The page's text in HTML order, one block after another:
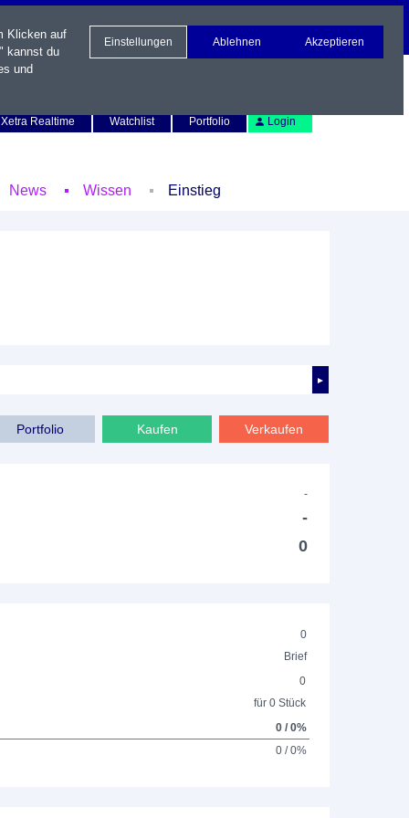
Xetra Realtime
Watchlist Portfolio Login
News Wissen Einstieg
►
Portfolio Kaufen Verkaufen
-
-
0
0
Brief
0
für 0 Stück
0 / 0%
0 / 0%
Klicken auf
kannst du
und
Einstellungen Ablehnen Akzeptieren